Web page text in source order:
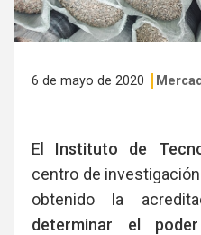
6 de mayo de 2020
El Instituto de
centro de
obtenido la
determinar el